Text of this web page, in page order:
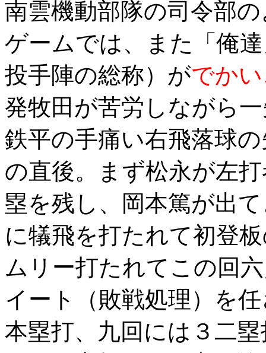
南雲機動部隊の司令部
ゲームでは、また「俺
投手陣の総称）がでか
発牧田が苦労しながら
鉄平の手痛い右飛落球
の直後。まず松永が左
塁を残し、岡本篤が出
に犠飛を打たれて初登
ムリー打たれてこの回
イート（敗戦処理）を
本塁打、九回には３二